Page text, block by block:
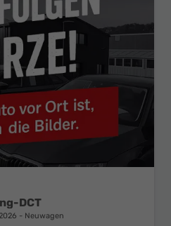
DCT
Neuwagen